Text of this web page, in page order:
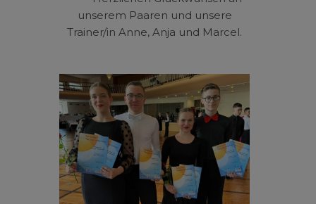
unserem Paaren und unsere
Trainer/in Anne, Anja und Marcel.